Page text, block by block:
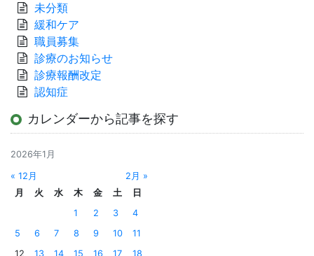
未分類
緩和ケア
職員募集
診療のお知らせ
診療報酬改定
認知症
カレンダーから記事を探す
2026年1月
« 12月
2月 »
月
火 水 木 金 土
日
1
2 3
4
5
6 7 8 9 10
11
12
13 14 15 16 17
18